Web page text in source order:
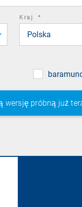
Kraj *
Polska